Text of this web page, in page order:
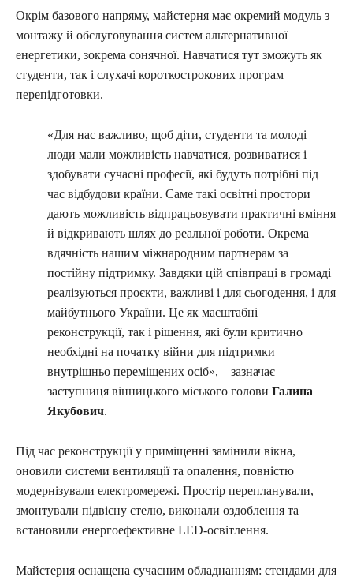
Окрім базового напряму, майстерня має окремий модуль з
монтажу й обслуговування систем альтернативної
енергетики, зокрема сонячної. Навчатися тут зможуть як
студенти, так і слухачі короткострокових програм
перепідготовки.
«Для нас важливо, щоб діти, студенти та молоді
люди мали можливість навчатися, розвиватися і
здобувати сучасні професії, які будуть потрібні під
час відбудови країни. Саме такі освітні простори
дають можливість відпрацьовувати практичні вміння
й відкривають шлях до реальної роботи. Окрема
вдячність нашим міжнародним партнерам за
постійну підтримку. Завдяки цій співпраці в громаді
реалізуються проєкти, важливі і для сьогодення, і для
майбутнього України. Це як масштабні
реконструкції, так і рішення, які були критично
необхідні на початку війни для підтримки
внутрішньо переміщених осіб», – зазначає
заступниця вінницького міського голови Галина
Якубович.
Під час реконструкції у приміщенні замінили вікна,
оновили системи вентиляції та опалення, повністю
модернізували електромережі. Простір перепланували,
змонтували підвісну стелю, виконали оздоблення та
встановили енергоефективне LED-освітлення.
Майстерня оснащена сучасним обладнанням: стендами для